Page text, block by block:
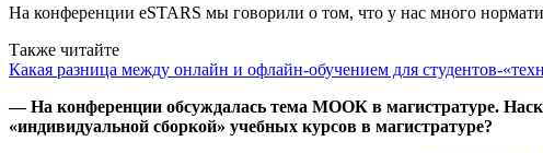
На конференции eSTARS мы говорили о том, что у нас много
Также читайте
Какая разница между онлайн и офлайн-обучением для студентов-
— На конференции обсуждалась тема МООК в магистратуре.
«индивидуальной сборкой» учебных курсов в магистратуре?